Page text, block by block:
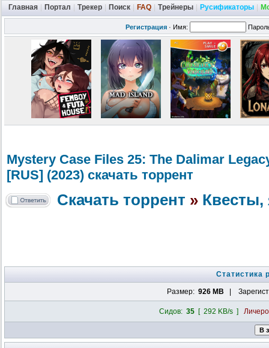
Главная Портал Трекер Поиск FAQ Трейнеры Русификаторы
Регистрация · Имя:
Mystery Case Files 25: The Dalimar
[RUS] (2023) скачать торрент
Скачать торрент » Квесты,
Статистика
Размер: 926 MB |
Сидов: 35 [ 292 KB/s ]